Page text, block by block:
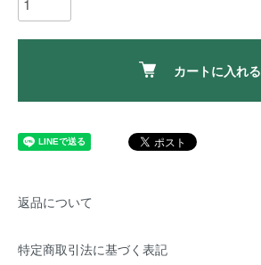
カートに入れる
返品について
特定商取引法に基づく表記